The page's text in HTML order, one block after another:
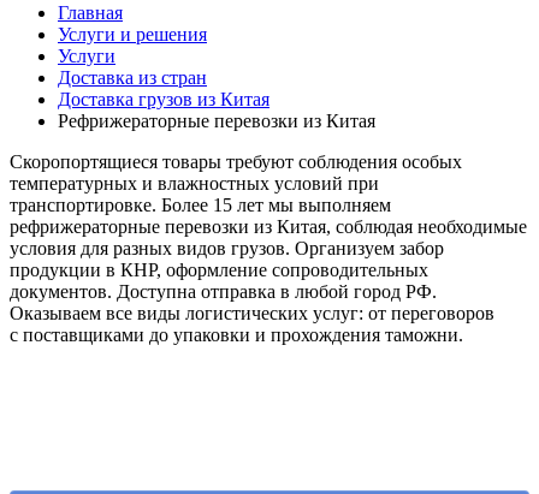
Главная
Услуги и решения
Услуги
Доставка из стран
Доставка грузов из Китая
Рефрижераторные перевозки из Китая
Скоропортящиеся товары требуют соблюдения особых
температурных и влажностных условий при
транспортировке. Более 15 лет мы выполняем
рефрижераторные перевозки из Китая, соблюдая необходимые
условия для разных видов грузов. Организуем забор
продукции в КНР, оформление сопроводительных
документов. Доступна отправка в любой город РФ.
Оказываем все виды логистических услуг: от переговоров
с поставщиками до упаковки и прохождения таможни.